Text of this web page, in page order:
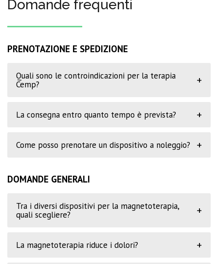
Domande frequenti
PRENOTAZIONE E SPEDIZIONE
Quali sono le controindicazioni per la terapia
Cemp?
+
La consegna entro quanto tempo è prevista? +
Come posso prenotare un dispositivo a noleggio? +
DOMANDE GENERALI
Tra i diversi dispositivi per la magnetoterapia,
quali scegliere?
+
La magnetoterapia riduce i dolori? +